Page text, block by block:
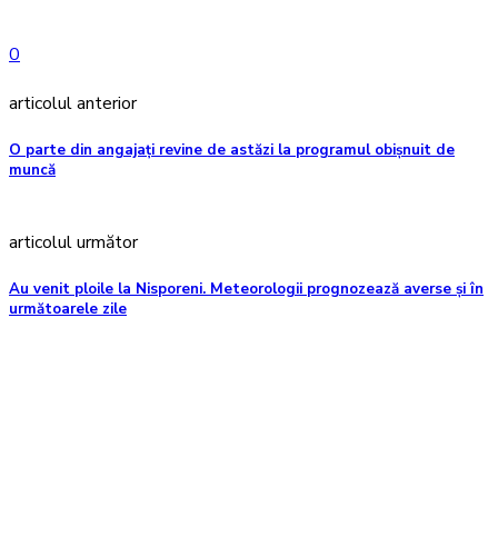
0
articolul anterior
O parte din angajați revine de astăzi la programul obișnuit de
muncă
articolul următor
Au venit ploile la Nisporeni. Meteorologii prognozează averse și în
următoarele zile